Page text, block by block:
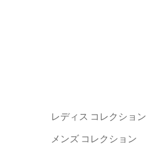
レディス コレクション
メンズ コレクション